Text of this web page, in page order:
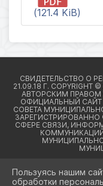
(121.4 KiB)
Пользуясь нашим
обработки